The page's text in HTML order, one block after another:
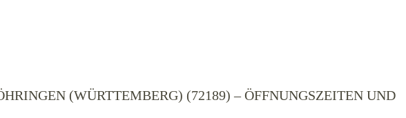
Daten akzeptiere ich die
(WÜRTTEMBERG) (72189) – ÖFFNUNGSZEITEN UND